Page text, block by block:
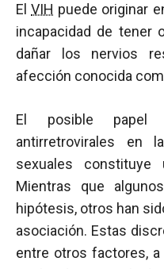
ElVIH puede originar
incapacidad de tener
dañar los nervios
afección conocida
El posible papel
antirretrovirales en
sexuales constituye
Mientras que
hipótesis, otros han
asociación. Estas
entre otros factores,